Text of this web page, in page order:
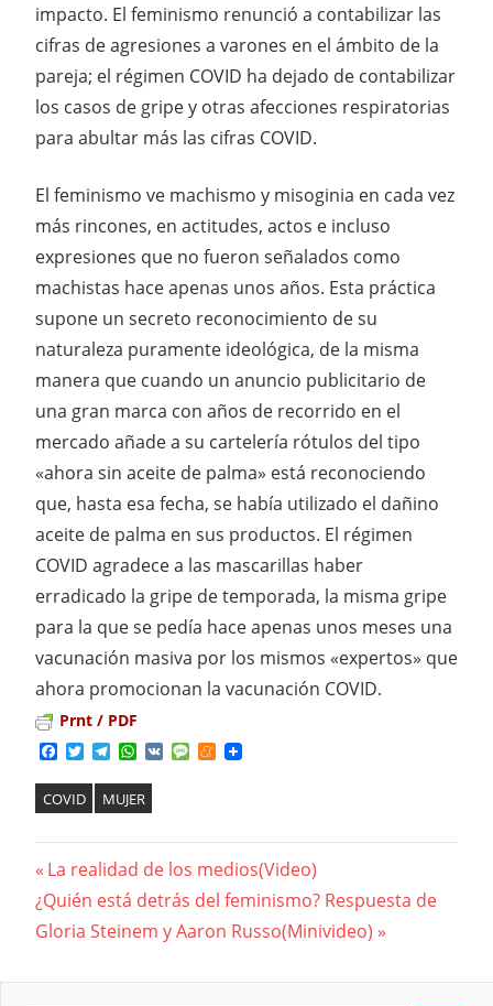
impacto. El feminismo renunció a contabilizar las
cifras de agresiones a varones en el ámbito de la
pareja; el régimen COVID ha dejado de contabilizar
los casos de gripe y otras afecciones respiratorias
para abultar más las cifras COVID.
El feminismo ve machismo y misoginia en cada vez
más rincones, en actitudes, actos e incluso
expresiones que no fueron señalados como
machistas hace apenas unos años. Esta práctica
supone un secreto reconocimiento de su
naturaleza puramente ideológica, de la misma
manera que cuando un anuncio publicitario de
una gran marca con años de recorrido en el
mercado añade a su cartelería rótulos del tipo
«ahora sin aceite de palma» está reconociendo
que, hasta esa fecha, se había utilizado el dañino
aceite de palma en sus productos. El régimen
COVID agradece a las mascarillas haber
erradicado la gripe de temporada, la misma gripe
para la que se pedía hace apenas unos meses una
vacunación masiva por los mismos «expertos» que
ahora promocionan la vacunación COVID.
Prnt / PDF
Facebook
TwitterTelegram
WhatsApp
VK MessageMeneame
COVID MUJER
Navegación
de
entradas
Previous
Post:
La realidad de los medios(Video)
Next
Post:
¿Quién está detrás del feminismo? Respuesta de
Gloria Steinem y Aaron Russo(Minivideo)